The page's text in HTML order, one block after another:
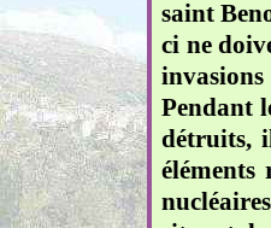
saint
ci ne
Pendant
détruits,
éléments